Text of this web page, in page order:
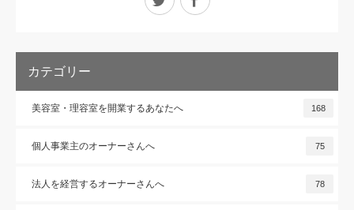
カテゴリー
美容室・理容室を開業するあなたへ 168
個人事業主のオーナーさんへ 75
法人を経営するオーナーさんへ 78